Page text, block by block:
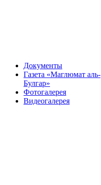
Документы
Газета «Маглюмат аль-
Булгар»
Фотогалерея
Видеогалерея